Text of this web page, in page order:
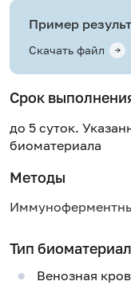
Пример
Скачать файл
Срок
до 5 суток.
биоматериала
Методы
Тип
Венозная